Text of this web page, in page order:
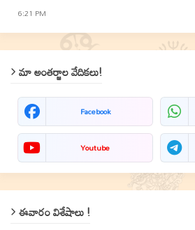
6:21 PM
మా అంతర్జాల వేదికలు!
Facebook
Youtube
ఈవారం విశేషాలు !